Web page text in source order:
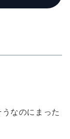
なのにまった